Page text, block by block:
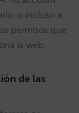
o incluso a
permisos que
la web.
de las